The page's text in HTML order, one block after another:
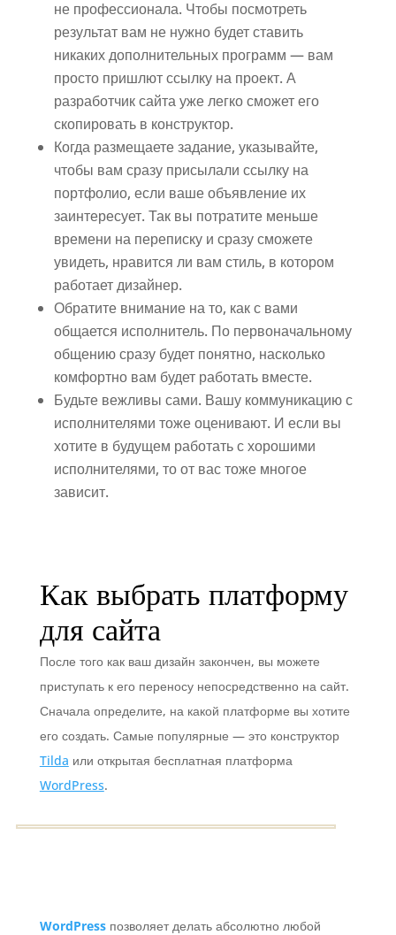
не профессионала. Чтобы посмотреть
результат вам не нужно будет ставить
никаких дополнительных программ — вам
просто пришлют ссылку на проект. А
разработчик сайта уже легко сможет его
скопировать в конструктор.
Когда размещаете задание, указывайте,
чтобы вам сразу присылали ссылку на
портфолио, если ваше объявление их
заинтересует. Так вы потратите меньше
времени на переписку и сразу сможете
увидеть, нравится ли вам стиль, в котором
работает дизайнер.
Обратите внимание на то, как с вами
общается исполнитель. По первоначальному
общению сразу будет понятно, насколько
комфортно вам будет работать вместе.
Будьте вежливы сами. Вашу коммуникацию с
исполнителями тоже оценивают. И если вы
хотите в будущем работать с хорошими
исполнителями, то от вас тоже многое
зависит.
Как выбрать платформу
для сайта
После того как ваш дизайн закончен, вы можете
приступать к его переносу непосредственно на сайт.
Сначала определите, на какой платформе вы хотите
его создать. Самые популярные — это конструктор
Tilda или открытая бесплатная платформа
WordPress.
WordPressпозволяет делать абсолютно любой